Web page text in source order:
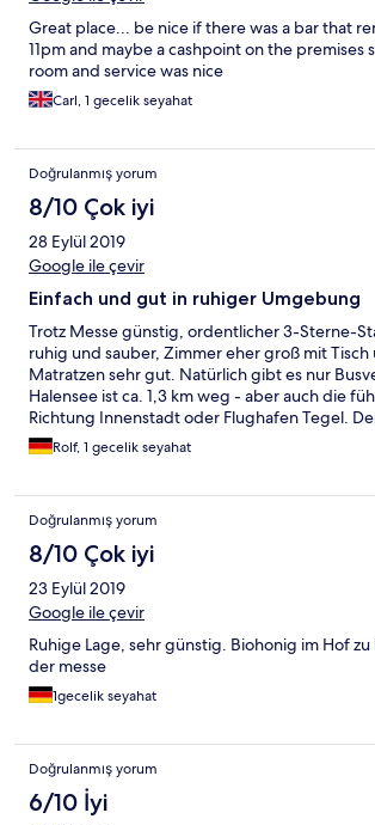
Great place... be nice if there was a bar that
11pm and maybe a cashpoint on the premises
room and service was nice
Carl, 1 gecelik seyahat
Doğrulanmış yorum
8/10 Çok iyi
28 Eylül 2019
Google ile çevir
Einfach und gut in ruhiger Umgebung
Trotz Messe günstig, ordentlicher 3-Sterne-
ruhig und sauber, Zimmer eher groß mit Tisch
Matratzen sehr gut. Natürlich gibt es nur
Halensee ist ca. 1,3 km weg - aber auch die
Richtung Innenstadt oder Flughafen Tegel.
ist unaufdringlich positiv sichtbar, Personal am
hilfreich.
Rolf, 1 gecelik seyahat
Doğrulanmış yorum
8/10 Çok iyi
23 Eylül 2019
Google ile çevir
Ruhige Lage, sehr günstig. Biohonig im Hof
der messe
1gecelik seyahat
Doğrulanmış yorum
6/10 İyi